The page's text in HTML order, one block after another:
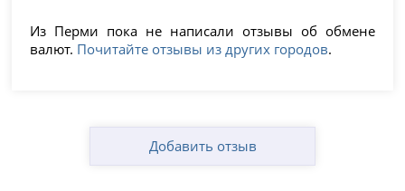
Из Перми пока не написали отзывы об обмене
валют. Почитайте отзывы из других городов.
Добавить отзыв